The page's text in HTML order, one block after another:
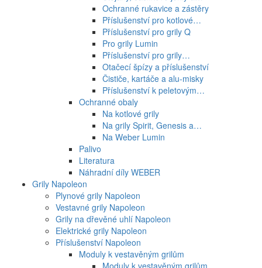
Ochranné rukavice a zástěry
Příslušenství pro kotlové…
Příslušenství pro grily Q
Pro grily Lumin
Příslušenství pro grily…
Otačecí špízy a příslušenství
Čističe, kartáče a alu-misky
Příslušenství k peletovým…
Ochranné obaly
Na kotlové grily
Na grily Spirit, Genesis a…
Na Weber Lumin
Palivo
Literatura
Náhradní díly WEBER
Grily Napoleon
Plynové grily Napoleon
Vestavné grily Napoleon
Grily na dřevěné uhlí Napoleon
Elektrické grily Napoleon
Příslušenství Napoleon
Moduly k vestavěným grilům